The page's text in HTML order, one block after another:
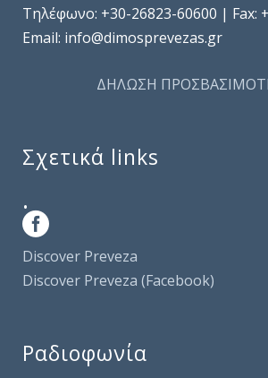
Τηλέφωνo: +30-26823-60600 | Fax:
Email: info@dimosprevezas.gr
ΔΗΛΩΣΗ
Σχετικά links
.
Discover Preveza
Discover Preveza (Facebook)
Ραδιοφωνία